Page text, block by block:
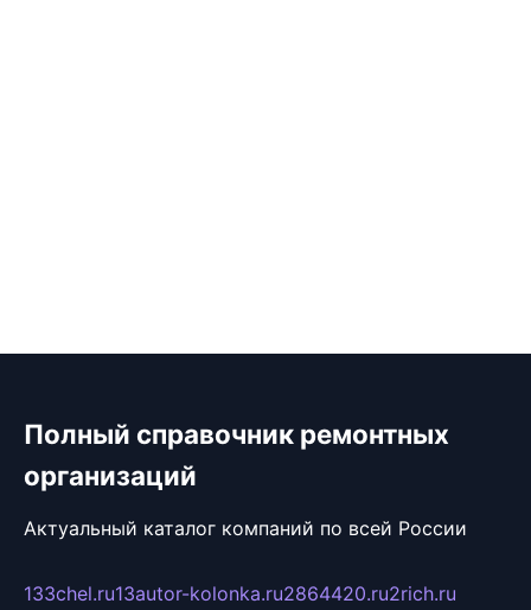
Полный справочник ремонтных
организаций
Актуальный каталог компаний по всей России
133chel.ru13autor-kolonka.ru2864420.ru2rich.ru